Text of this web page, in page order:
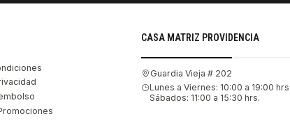
CASA MATRIZ PROVIDENCIA
Guardia Vieja # 202
Lunes a Viernes: 10:00 a 19:00
Sábados: 11:00 a 15:30 hrs.